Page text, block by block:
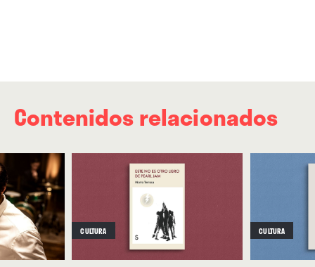
Contenidos relacionados
CULTURA CULTURA